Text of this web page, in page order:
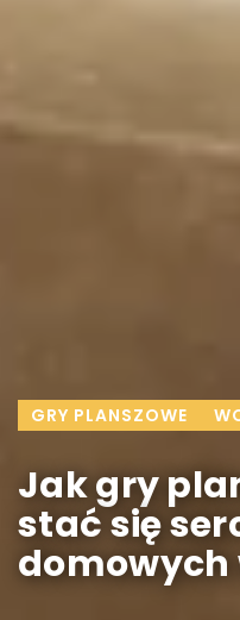
GRY PLANSZOWE
Jak gry
stać się
domowych